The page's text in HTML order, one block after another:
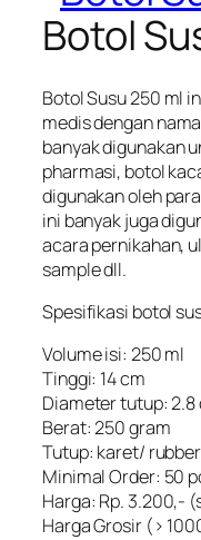
Botol
Botol Susu 250 ml
medis dengan
banyak digunakan
pharmasi, botol
digunakan oleh
ini banyak juga
acara pernikahan,
sample dll.
Spesifikasi botol
Volume isi: 250 ml
Tinggi: 14 cm
Diameter tutup: 2.8
Berat: 250 gram
Tutup: karet/
Minimal Order: 50
Harga: Rp. 3.200,-
Harga Grosir (>